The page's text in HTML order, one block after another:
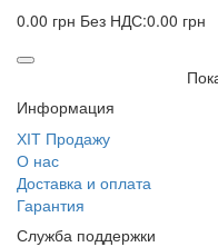
0.00 грн Без НДС:0.00 грн
Информация
ХІТ Продажу
О нас
Доставка и оплата
Гарантия
Служба поддержки